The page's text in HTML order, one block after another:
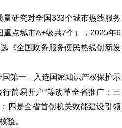
研究对全国333个城市热线服务
重点城市A+级共7个）；2025年6
《全国政务服务便民热线创新发
第一，入选国家知识产权保护示
简易开户”等改革全省推广；三
四是全省首创机关效能建设引领
验。